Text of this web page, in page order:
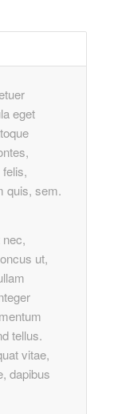
eget
quis, sem.
ut,
tellus.
vitae,
dapibus